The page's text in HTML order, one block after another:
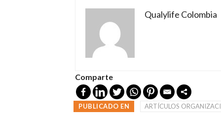
Qualylife Colombia
Comparte
PUBLICADO EN ARTÍCULOS